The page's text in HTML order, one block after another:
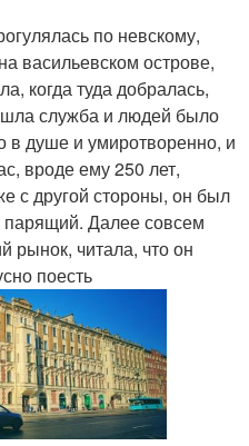
по невскому,
васильевском острове,
когда туда добралась,
служба и людей было
в душе и умиротворенно, и
вроде ему 250 лет,
с другой стороны, он был
парящий. Далее совсем
рынок, читала, что он
поесть